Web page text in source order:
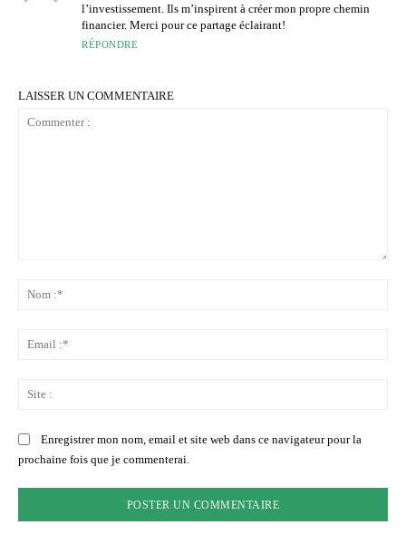
l’investissement. Ils m’inspirent à créer mon propre chemin
financier. Merci pour ce partage éclairant!
RÉPONDRE
LAISSER UN COMMENTAIRE
Enregistrer mon nom, email et site web dans ce navigateur pour la
prochaine fois que je commenterai.